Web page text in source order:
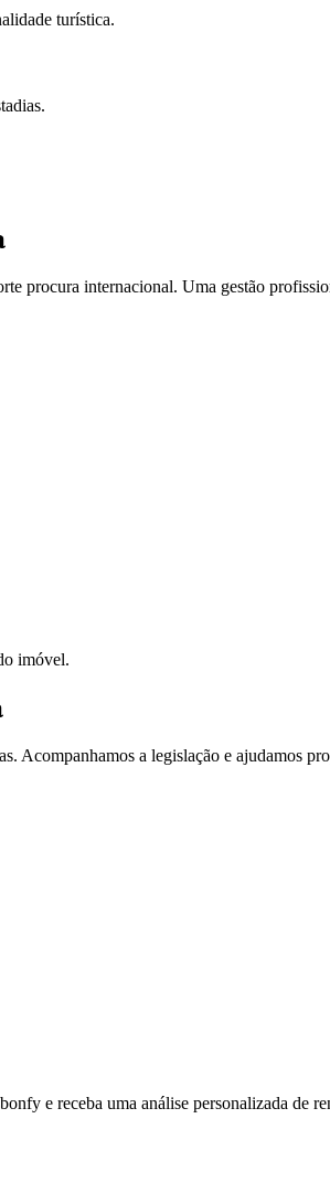
turística.
procura internacional. Uma gestão
imóvel.
Acompanhamos a legislação e ajudamos
e receba uma análise personalizada de